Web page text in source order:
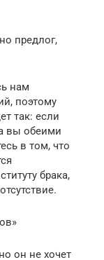
предлог,
нам
поэтому
так: если
вы обеими
в том, что
брака,
он не хочет